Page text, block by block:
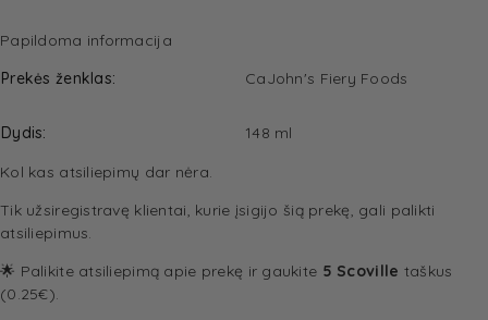
Papildoma informacija
Prekės ženklas
CaJohn's Fiery Foods
Dydis
148 ml
Kol kas atsiliepimų dar nėra.
Tik užsiregistravę klientai, kurie įsigijo šią prekę, gali palikti
atsiliepimus.
🌟 Palikite atsiliepimą apie prekę ir gaukite 5 Scoville taškus
(0.25€).